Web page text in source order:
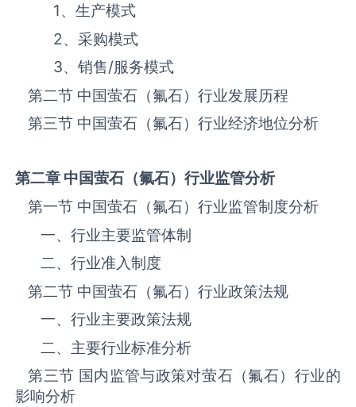
1、生产模式
2、采购模式
3、销售/服务模式
第二节 中国‌‌‌‌‌‌‌萤石（氟石）‌‌‌‌‌‌‌‌‌‌‌‌‌‌‌‌‌‌‌行业发展历程
第三节 中国‌‌‌‌‌‌‌萤石（氟石）‌‌‌‌‌‌‌‌‌‌‌‌‌‌‌‌行业经济地位分析
第二章 中国萤石（氟石）行业监管分析
第一节 中国‌‌‌‌‌‌‌萤石（氟石）‌‌‌‌‌‌‌‌‌‌‌‌‌‌‌‌‌‌‌行业监管制度分析
一、行业主要监管体制
二、行业准入制度
第二节 中国‌‌‌‌‌‌‌萤石（氟石）‌‌‌‌‌‌‌‌‌‌‌‌‌‌‌‌‌‌‌行业政策法规
一、行业主要政策法规
二、主要行业标准分析
第三节 国内监管与政策对‌‌‌‌‌‌‌萤石（氟石）‌‌‌‌‌‌‌‌‌‌‌‌‌‌‌‌‌‌‌行业的
影响分析